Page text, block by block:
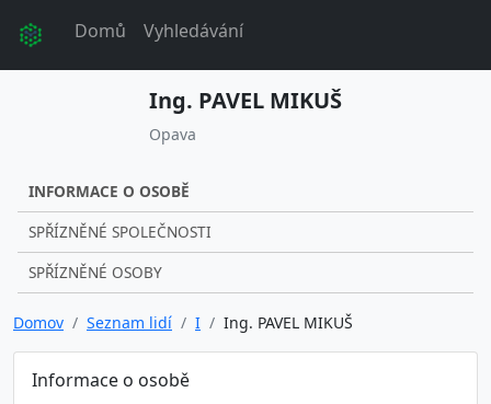
Domů Vyhledávání
Ing. PAVEL MIKUŠ
Opava
INFORMACE O OSOBĚ
SPŘÍZNĚNÉ SPOLEČNOSTI
SPŘÍZNĚNÉ OSOBY
Domov Seznam lidí I Ing. PAVEL MIKUŠ
Informace o osobě